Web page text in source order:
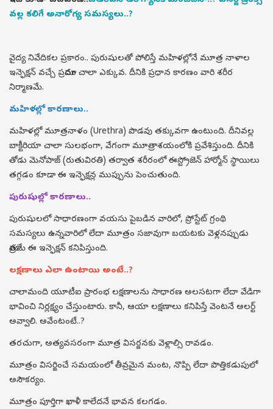
వల్ల కలిగే అనారోగ్య సమస్యలు..?
వైద్య నివేదికల ప్రకారం.. పురుషులతో పోలిస్తే మహిళల్లోనే మూత్ర నాళాల
ఇన్ఫెక్షన్ వచ్చే ప్రమాదం చాలా ఎక్కువ. దీనికి ప్రధాన కారణం వారి శరీర
నిర్మాణమే.
మహిళల్లో కారణాలు..
మహిళల్లో మూత్రనాళం (Urethra) పొడవు తక్కువగా ఉంటుంది. దీనివల్ల
బాక్టీరియా చాలా సులభంగా, వేగంగా మూత్రాశయంలోకి ప్రవేశిస్తుంది. దీనికి
తోడు మెనోపాజ్ (రుతువిరతి) తర్వాత శరీరంలో ఈస్ట్రోజెన్ హార్మోన్ స్థాయిలు
తగ్గడం కూడా ఈ ఇన్ఫెక్షన్ల ముప్పును పెంచుతుంది.
పురుషుల్లో కారణాలు..
పురుషులలో సాధారణంగా వయసు పైబడిన వారిలో, ప్రోస్టేట్ గ్రంథి
సమస్యలు ఉన్నవారిలో లేదా మూత్రం సజావుగా బయటకు వెళ్లనప్పుడు
మాత్రమే ఈ ఇన్ఫెక్షన్ కనిపిస్తుంది.
లక్షణాలు ఎలా ఉంటాయి అంటే..?
చాలామంది యూటీఐ ప్రారంభ లక్షణాలను సాధారణ అలసటగా లేదా వేడిగా
భావించి నిర్లక్ష్యం చేస్తుంటారు. కానీ, ఆయా లక్షణాలు కనిపిస్తే వెంటనే అలర్ట్
అవ్వాలి. అవేంటంటే..?
తరచుగా, అత్యవసరంగా మూత్ర విసర్జనకు వెళ్లాల్సి రావడం.
మూత్రం విసర్జించే సమయంలో తీవ్రమైన మంట, నొప్పి లేదా పొత్తికడుపులో
అసౌకర్యం.
మూత్రం పూర్తిగా ఖాళీ కాలేదనే భావన కలగడం.